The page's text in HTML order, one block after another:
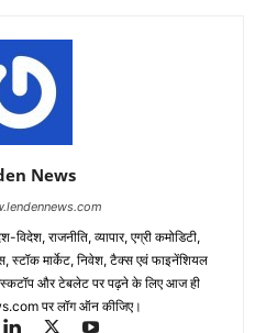
News
विदेश, राजनीति, व्यापार, एग्री कमोडिटी,
स्टॉक मार्केट, निवेश, टैक्स एवं फाइनेंशियल
डेस्कटॉप और टेबलेट पर पढ़ने के लिए आज ही
पर लॉग ऑन कीजिए।